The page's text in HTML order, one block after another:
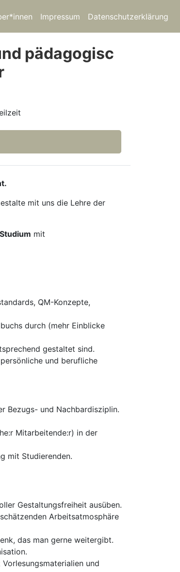
Impressum Datenschutzerklärung
pädagogisc
mit uns die Lehre der
mit
QM-Konzepte,
durch (mehr Einblicke
gestaltet sind.
und berufliche
Bezugs- und Nachbardisziplin.
Mitarbeitende:r) in der
mit Studierenden.
Gestaltungsfreiheit ausüben.
Arbeitsatmosphäre
das man gerne weitergibt.
und